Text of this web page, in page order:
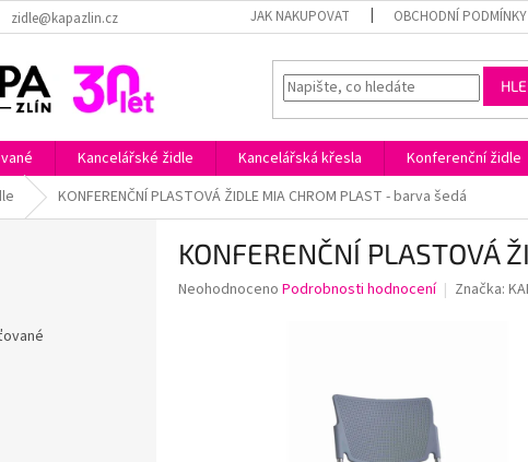
zidle@kapazlin.cz JAK NAKUPOVAT OBCHODNÍ PODMÍNKY
Kancelářské židle Kancelářská křesla Konferenční židle
KONFERENČNÍ PLASTOVÁ ŽIDLE MIA CHROM PLAST - barva šedá
KONFERENČNÍ PLASTOVÁ
Průměrné
Neohodnoceno Podrobnosti hodnocení Značka: